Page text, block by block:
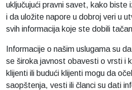
uključujući pravni savet, kako biste
i da uložite napore u dobroj veri u
svih informacija koje ste dobili
Informacije o našim uslugama su
se široka javnost obavesti o vrsti i
klijenti ili budući klijenti mogu da
saopštenja, vesti ili članci su dati